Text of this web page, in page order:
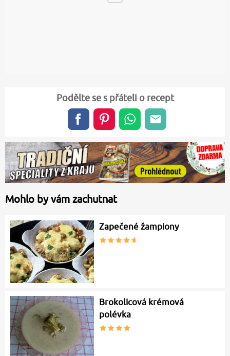
Podělte se s přáteli o recept
Mohlo by vám zachutnat
Zapečené žampiony
Brokolicová krémová
polévka